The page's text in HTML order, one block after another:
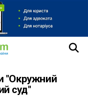
"Окружний
суд"